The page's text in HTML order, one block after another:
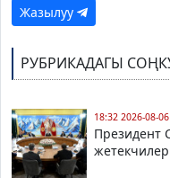
Жазылуу
РУБРИКАДАГЫ
18:32 2026-08-06
Президент